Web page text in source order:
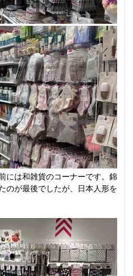
には和雑貨のコーナーです。錦
のが最後でしたが、日本人形を